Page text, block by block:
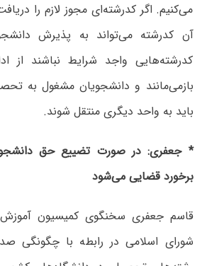
می‌کنیم. اگر کدرشته‌ای مجوز لازم را
آن کدرشته‌ می‌تواند به پذیرش
کدرشته‌هایی واجد شرایط نباشند از
بازمی‌مانند و دانشجویان مشغول به
باید به واحد دیگری منتقل شوند.
* جعفری: در صورت تضییع حق
برخورد قضایی می‌شود
قاسم جعفری سخنگوی کمیسیون
شورای اسلامی در رابطه با چگونگی